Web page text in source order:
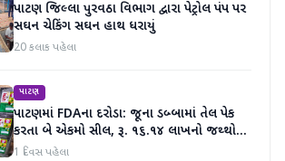
પાટણ જિલ્લા પુરવઠા વિભાગ દ્વારા પેટ્રોલ પંપ પર
સઘન ચેકિંગ સઘન હાથ ધરાયું
20 કલાક પહેલા
પાટણ
પાટણમાં FDAના દરોડા: જૂના ડબ્બામાં તેલ પેક
કરતા બે એકમો સીલ, રૂ. ૧૬.૧૪ લાખનો જથ્થો
જપ્ત
1 દિવસ પહેલા